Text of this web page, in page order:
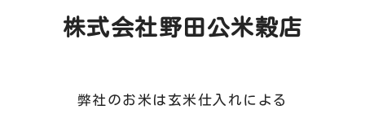
株式会社野田公米穀店
弊社のお米は玄米仕入れによる